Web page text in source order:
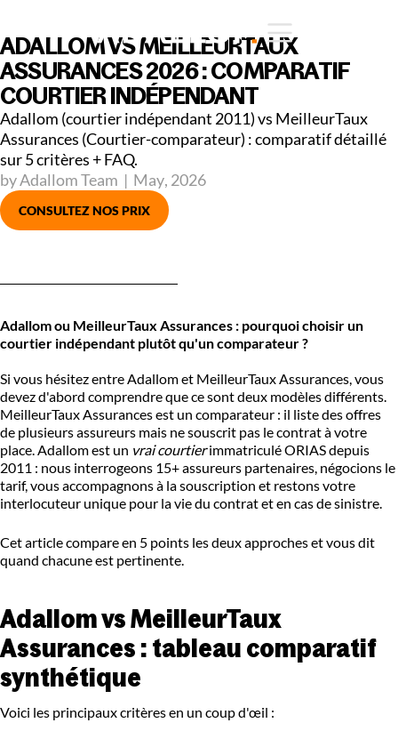
ADALLOM VS MEILLEURTAUX
ASSURANCES 2026 : COMPARATIF
COURTIER INDÉPENDANT
Adallom (courtier indépendant 2011) vs MeilleurTaux
Assurances (Courtier-comparateur) : comparatif détaillé
sur 5 critères + FAQ.
by Adallom Team | May, 2026
CONSULTEZ NOS PRIX
Adallom ou MeilleurTaux Assurances : pourquoi choisir un
courtier indépendant plutôt qu'un comparateur ?
Si vous hésitez entre Adallom et MeilleurTaux Assurances, vous
devez d'abord comprendre que ce sont deux modèles différents.
MeilleurTaux Assurances est un comparateur : il liste des offres
de plusieurs assureurs mais ne souscrit pas le contrat à votre
place. Adallom est un vrai courtierimmatriculé ORIAS depuis
2011 : nous interrogeons 15+ assureurs partenaires, négocions le
tarif, vous accompagnons à la souscription et restons votre
interlocuteur unique pour la vie du contrat et en cas de sinistre.
Cet article compare en 5 points les deux approches et vous dit
quand chacune est pertinente.
Adallom vs MeilleurTaux
Assurances : tableau comparatif
synthétique
Voici les principaux critères en un coup d'œil :